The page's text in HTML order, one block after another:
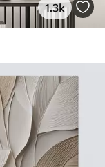
1.3k